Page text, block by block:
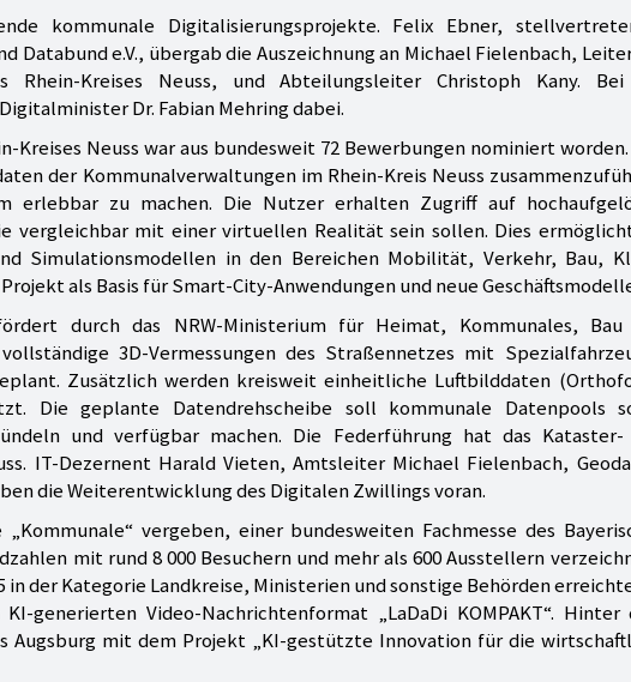
kommunale Digitalisierungsprojekte. Felix Ebner,
Databund e.V., übergab die Auszeichnung an Michael Fielenbach,
Rhein-Kreises Neuss, und Abteilungsleiter Christoph Kany.
Dr. Fabian Mehring dabei.
Kreises Neuss war aus bundesweit 72 Bewerbungen nominiert
der Kommunalverwaltungen im Rhein-Kreis Neuss
erlebbar zu machen. Die Nutzer erhalten Zugriff auf
vergleichbar mit einer virtuellen Realität sein sollen. Dies
Simulationsmodellen in den Bereichen Mobilität, Verkehr, Bau,
als Basis für Smart-City-Anwendungen und neue
durch das NRW-Ministerium für Heimat, Kommunales, Bau
3D-Vermessungen des Straßennetzes mit
Zusätzlich werden kreisweit einheitliche Luftbilddaten
Die geplante Datendrehscheibe soll kommunale Datenpools
und verfügbar machen. Die Federführung hat das
IT-Dezernent Harald Vieten, Amtsleiter Michael Fielenbach,
die Weiterentwicklung des Digitalen Zwillings voran.
vergeben, einer bundesweiten Fachmesse des
mit rund 8 000 Besuchern und mehr als 600 Ausstellern
in der Kategorie Landkreise, Ministerien und sonstige Behörden
generierten Video-Nachrichtenformat „LaDaDi KOMPAKT“. Hinter
Augsburg mit dem Projekt „KI-gestützte Innovation für die